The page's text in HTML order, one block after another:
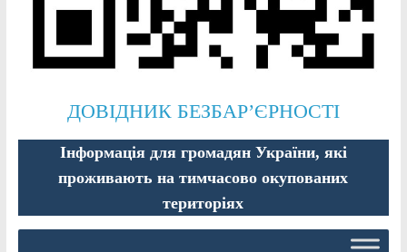
ДОВІДНИК БЕЗБАР’ЄРНОСТІ
Інформація для громадян України, які
проживають на тимчасово окупованих
територіях